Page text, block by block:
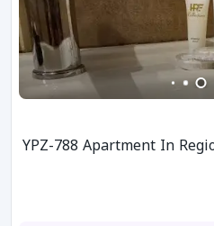
YPZ-788 Apartment In